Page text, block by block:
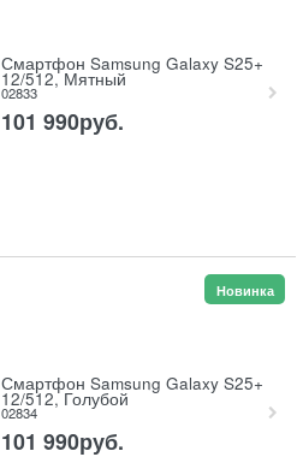
Смартфон Samsung Galaxy S25+
12/512, Мятный
02833
101 990руб.
Смартфон Samsung Galaxy S25+
12/512, Голубой
02834
101 990руб.
Новинка